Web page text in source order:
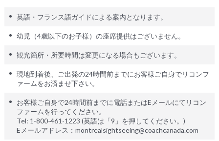
英語・フランス語ガイドによる案内となります。
幼児（4歳以下のお子様）の座席提供はございません。
観光箇所・所要時間は変更になる場合もございます。
現地到着後、ご出発の24時間前までにお客様ご自身でリコンフ
ァームをお済ませ下さい。
お客様ご自身で24時間前までに電話またはEメールにてリコン
ファームを行ってください。
Tel: 1-800-461-1223 (英語は「9」を押してください。)
Eメールアドレス：montrealsightseeing@coachcanada.com